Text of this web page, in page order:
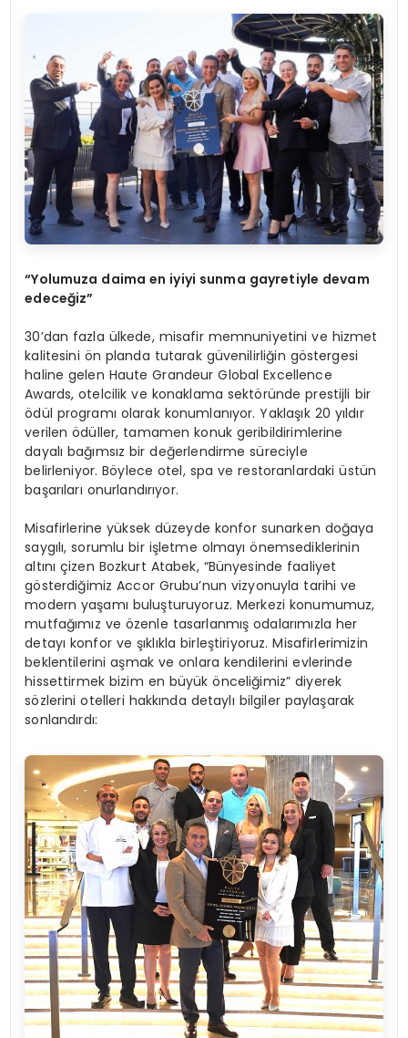
“Yolumuza daima en iyiyi sunma gayretiyle devam
edeceğiz”
30’dan fazla ülkede, misafir memnuniyetini ve hizmet
kalitesini ön planda tutarak güvenilirliğin göstergesi
haline gelen Haute Grandeur Global Excellence
Awards, otelcilik ve konaklama sektöründe prestijli bir
ödül programı olarak konumlanıyor. Yaklaşık 20 yıldır
verilen ödüller, tamamen konuk geribildirimlerine
dayalı bağımsız bir değerlendirme süreciyle
belirleniyor. Böylece otel, spa ve restoranlardaki üstün
başarıları onurlandırıyor.
Misafirlerine yüksek düzeyde konfor sunarken doğaya
saygılı, sorumlu bir işletme olmayı önemsediklerinin
altını çizen Bozkurt Atabek, “Bünyesinde faaliyet
gösterdiğimiz Accor Grubu’nun vizyonuyla tarihi ve
modern yaşamı buluşturuyoruz. Merkezi konumumuz,
mutfağımız ve özenle tasarlanmış odalarımızla her
detayı konfor ve şıklıkla birleştiriyoruz. Misafirlerimizin
beklentilerini aşmak ve onlara kendilerini evlerinde
hissettirmek bizim en büyük önceliğimiz” diyerek
sözlerini otelleri hakkında detaylı bilgiler paylaşarak
sonlandırdı: